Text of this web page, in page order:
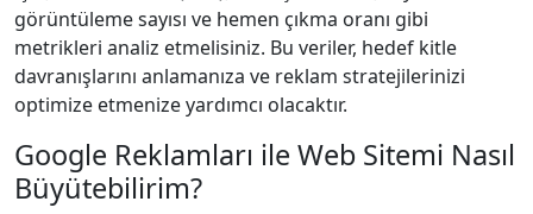
görüntüleme sayısı ve hemen çıkma oranı gibi
metrikleri analiz etmelisiniz. Bu veriler, hedef kitle
davranışlarını anlamanıza ve reklam stratejilerinizi
optimize etmenize yardımcı olacaktır.
Google Reklamları ile Web Sitemi Nasıl
Büyütebilirim?